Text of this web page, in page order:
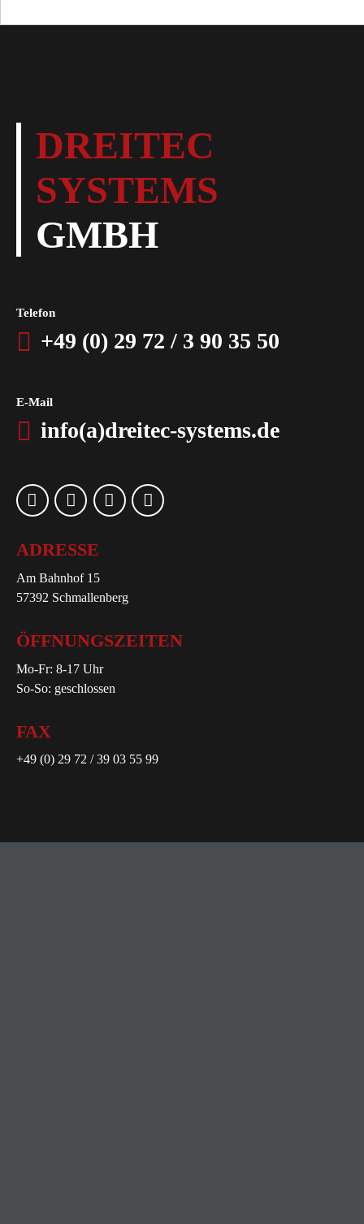
DREITEC
SYSTEMS
GMBH
Telefon
+49 (0) 29 72 / 3 90 35 50
E-Mail
info(a)dreitec-systems.de
ADRESSE
Am Bahnhof 15
57392 Schmallenberg
ÖFFNUNGSZEITEN
Mo-Fr: 8-17 Uhr
So-So: geschlossen
FAX
+49 (0) 29 72 / 39 03 55 99